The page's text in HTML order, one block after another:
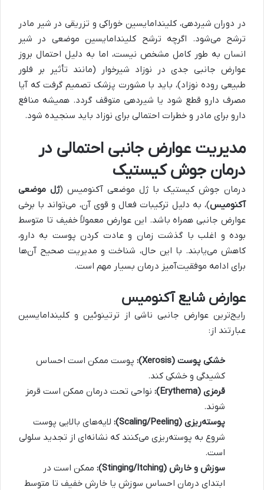
در دوران شیردهی، کلیندامایسین خوراکی و تزریقی در شیر مادر
ترشح می‌شود. اگرچه ترشح کلیندامایسین موضعی در شیر
انسان به طور کامل مشخص نیست، اما به دلیل احتمال بروز
عوارض جانبی جدی در نوزاد شیرخوار (مانند تأثیر بر فلور
طبیعی روده نوزاد)، باید با مشورت پزشک تصمیم گرفت که آیا
مصرف دارو قطع شود یا شیردهی متوقف گردد. همیشه منافع
دارو برای مادر و خطرات احتمالی برای نوزاد باید سنجیده شود.
مدیریت عوارض جانبی احتمالی در
درمان جوش کیستیک
درمان جوش کیستیک با ژل موضعی آکنومیس (ژل موضعی
آکنومیس)، به دلیل ترکیبات فعال و قوی آن، می‌تواند با برخی
عوارض جانبی همراه باشد. این عوارض معمولاً خفیف تا متوسط
بوده و اغلب با گذشت زمان و عادت کردن پوست به دارو،
کاهش می‌یابند. با این حال، شناخت و مدیریت صحیح آن‌ها
برای ادامه موفقیت‌آمیز درمان بسیار مهم است.
عوارض شایع آکنومیس
رایج‌ترین عوارض جانبی ناشی از ترتینوئین و کلیندامایسین
عبارتند از:
خشکی پوست (Xerosis):
پوست ممکن است احساس
کشیدگی و خشکی کند.
قرمزی (Erythema):
نواحی تحت درمان ممکن است قرمز
شوند.
پوسته‌ریزی (Scaling/Peeling):
لایه‌های بالایی پوست
شروع به پوسته‌ریزی می‌کنند که نشانه‌ای از تجدید سلولی
است.
سوزش و خارش (Stinging/Itching):
ممکن است در
ابتدای درمان احساس سوزش یا خارش خفیف تا متوسط